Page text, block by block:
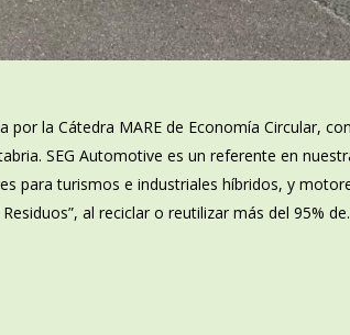
la Cátedra MARE de Economía Circular,
SEG Automotive es un referente en
para turismos e industriales híbridos, y
al reciclar o reutilizar más del 95%